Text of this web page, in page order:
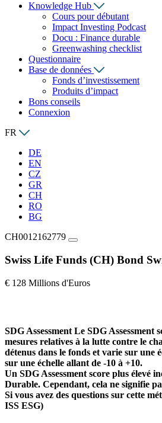
Knowledge Hub
Cours pour débutant
Impact Investing Podcast
Docu : Finance durable
Greenwashing checklist
Questionnaire
Base de données
Fonds d’investissement
Produits d’impact
Bons conseils
Connexion
FR
DE
EN
CZ
GR
CH
RO
BG
CH0012162779
Swiss Life Funds (CH) Bond
€ 128 Millions d'Euros
SDG Assessment Le SDG Assessment
mesures relatives à la lutte contre le
détenus dans le fonds et varie sur une
sur une échelle allant de -10 à +10.
Un SDG Assessment score plus élevé
Durable. Cependant, cela ne signifie
Si vous avez des questions sur cette
ISS ESG)